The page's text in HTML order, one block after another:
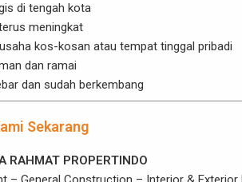
di tengah kota
meningkat
kos-kosan atau tempat tinggal pribadi
dan ramai
dan sudah berkembang
Sekarang
RAHMAT PROPERTINDO